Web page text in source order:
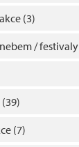
(3)
/ festivaly
(39)
(7)